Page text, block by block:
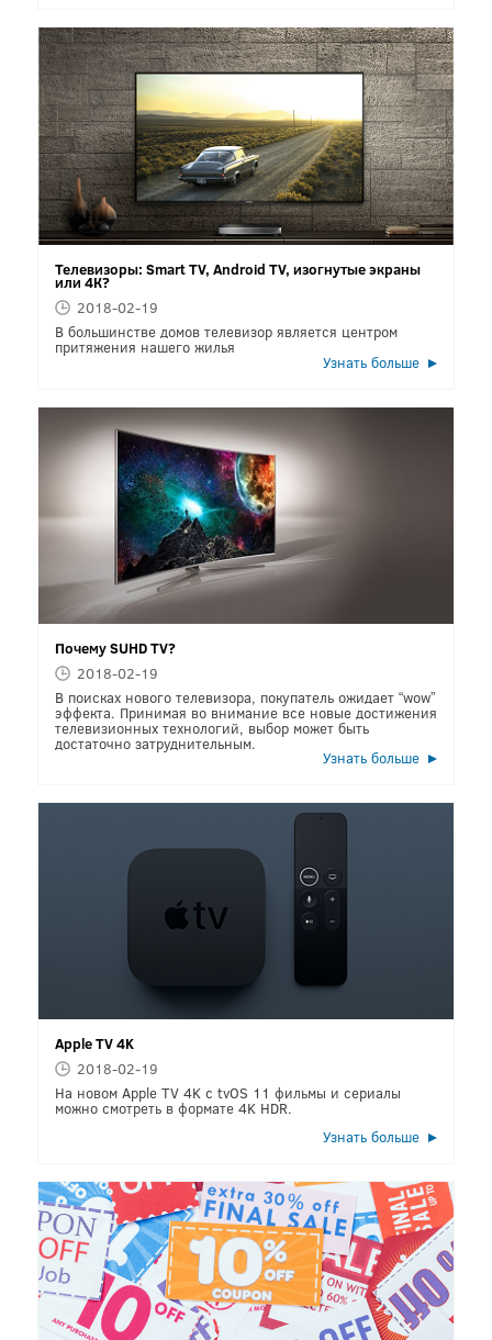
Телевизоры: Smart TV, Android TV, изогнутые экраны
или 4К?
2018-02-19
В большинстве домов телевизор является центром
притяжения нашего жилья
Узнать больше
Почему SUHD TV?
2018-02-19
В поисках нового телевизора, покупатель ожидает “wow”
эффекта. Принимая во внимание все новые достижения
телевизионных технологий, выбор может быть
достаточно затруднительным.
Узнать больше
Apple TV 4K
2018-02-19
На новом Apple TV 4K с tvOS 11 фильмы и сериалы
можно смотреть в формате 4K HDR.
Узнать больше